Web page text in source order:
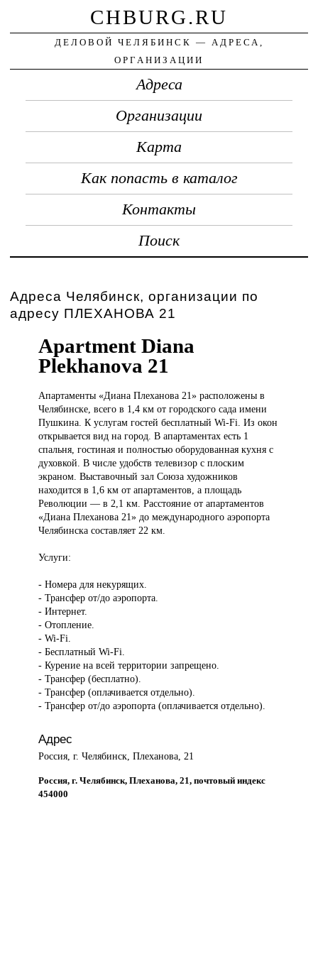
CHBURG.RU
ДЕЛОВОЙ ЧЕЛЯБИНСК — АДРЕСА,
ОРГАНИЗАЦИИ
Адреса
Организации
Карта
Как попасть в каталог
Контакты
Поиск
Адреса Челябинск, организации по
адресу ПЛЕХАНОВА 21
Apartment Diana
Plekhanova 21
Апартаменты «ДианаПлеханова 21» расположены в
Челябинске, всего в 1,4 км от городского сада имени
Пушкина. К услугам гостей бесплатный Wi-Fi. Из окон
открывается вид на город. В апартаментах есть 1
спальня, гостиная и полностью оборудованная кухня с
духовкой. В числе удобств телевизор с плоским
экраном. Выставочный зал Союза художников
находится в 1,6 км от апартаментов, а площадь
Революции — в 2,1 км. Расстояние от апартаментов
«Диана Плеханова 21» до международного аэропорта
Челябинска составляет 22 км.
Услуги:
- Номера для некурящих.
- Трансфер от/до аэропорта.
- Интернет.
- Отопление.
- Wi-Fi.
- Бесплатный Wi-Fi.
- Курение на всей территории запрещено.
- Трансфер (бесплатно).
- Трансфер (оплачивается отдельно).
- Трансфер от/до аэропорта (оплачивается отдельно).
Адрес
Россия, г. Челябинск, Плеханова, 21
Россия, г. Челябинск, Плеханова, 21, почтовый индекс
454000